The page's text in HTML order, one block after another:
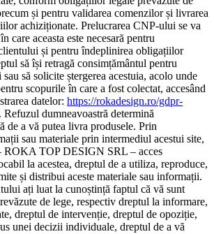
și pentru validarea comenzilor și livrarea
achiziționate. Prelucrarea CNP-ului se va
care aceasta este necesară pentru
și pentru îndeplinirea obligațiilor
să își retragă consimțământul pentru
să solicite ștergerea acestuia, acolo unde
scopurile în care a fost colectat, accesând
datelor: https://rokadesign.ro/gdpr-
Refuzul dumneavoastră determină
de a vă putea livra produsele. Prin
sau materiale prin intermediul acestui site,
ROKA TOP DESIGN SRL – acces
la acestea, dreptul de a utiliza, reproduce,
și distribui aceste materiale sau informații.
ați luat la cunoștință faptul că vă sunt
de lege, respectiv dreptul la informare,
dreptul de intervenție, dreptul de opoziție,
unei decizii individuale, dreptul de a vă